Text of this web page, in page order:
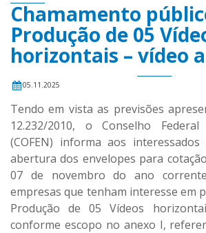
Chamamento
Produção de 05
horizontais – vídeo
05.11.2025
Tendo em vista as previsões
12.232/2010, o Conselho
(COFEN) informa aos
abertura dos envelopes para
07 de novembro do ano
empresas que tenham interesse em
Produção de 05 Vídeos
conforme escopo no anexo I,